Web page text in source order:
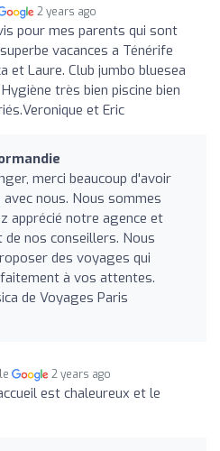
2 years ago
pour mes parents qui sont
vacances a Ténérife
et Laure. Club jumbo bluesea
très bien piscine bien
et Eric
merci beaucoup d'avoir
nous. Nous sommes
apprécié notre agence et
nos conseillers. Nous
des voyages qui
à vos attentes.
de Voyages Paris
2 years ago
est chaleureux et le